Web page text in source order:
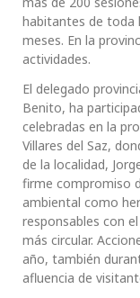
habitantes de toda
meses. En la
actividades.
El delegado
Benito, ha
celebradas en la
Villares del Saz,
de la localidad,
firme compromiso
ambiental como
responsables con
más circular.
año, también
afluencia de